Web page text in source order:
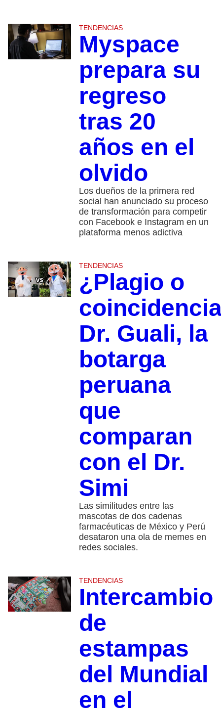
TENDENCIAS
Myspace
prepara su
regreso
tras 20
años en el
olvido
Los dueños de la primera red
social han anunciado su proceso
de transformación para competir
con Facebook e Instagram en un
plataforma menos adictiva
TENDENCIAS
¿Plagio o
Dr. Guali, la
botarga
peruana
que
comparan
con el Dr.
Simi
Las similitudes entre las
mascotas de dos cadenas
farmacéuticas de México y Perú
desataron una ola de memes en
redes sociales.
TENDENCIAS
Intercambio
de
estampas
del Mundial
en el